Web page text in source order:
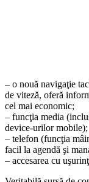
– o nouă navigaţie
de viteză, oferă
cel mai economic;
– funcţia media
device-urilor mobile);
– telefon (funcţia
facil la agendă şi
– accesarea cu